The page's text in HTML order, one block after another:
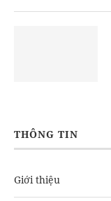
THÔNG TIN
Giới thiệu